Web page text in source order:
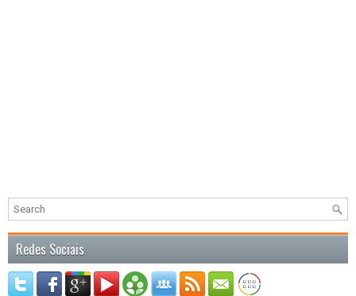
Redes Sociais